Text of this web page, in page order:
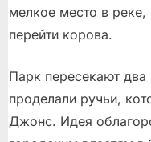
мелкое место в
перейти корова.
Парк пересекают два
проделали ручьи,
Джонс. Идея